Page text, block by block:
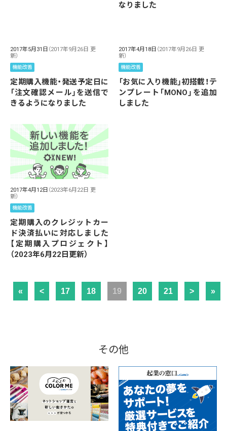
なりました
2017年5月31日 （2017年9月26日 更
新）
機能改善
定期購入機能・発送予定日に
「注文確認メール」を送信で
きるようになりました
2017年4月18日 （2017年9月26日 更
新）
機能改善
「お気に入り機能」初搭載！テ
ンプレート「MONO」を追加
しました
2017年4月12日 （2023年6月22日 更
新）
機能改善
定期購入のクレジットカー
ド決済払いに対応しました
【定期購入プロジェクト】
（2023年6月22日更新）
« < 17 18 19 20 21 > »
その他